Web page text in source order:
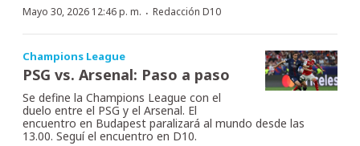
Mayo 30, 2026 12:46 p. m. · Redacción D10
Champions League
PSG vs. Arsenal: Paso a paso
Se define la Champions League con el
duelo entre el PSG y el Arsenal. El
encuentro en Budapest paralizará al mundo desde las
13.00. Seguí el encuentro en D10.